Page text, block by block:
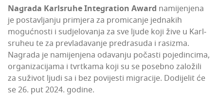
Nagra­da Kar­l­sru­he Inte­gra­ti­on Award nami­je­nje­na
je pos­tav­lja­nju pri­mje­ra za pro­mi­ca­nje jed­na­kih
moguć­nos­ti i sudje­lo­va­nja za sve lju­de koji žive u Kar­l­
sru­heu te za prev­la­da­va­nje pre­dra­su­da i rasiz­ma.
Nagra­da je nami­je­nje­na oda­va­nju počas­ti poje­din­ci­ma,
orga­ni­za­ci­ja­ma i tvrt­ka­ma koji su se poseb­no zalo­ži­li
za suži­vot lju­di sa i bez povi­jes­ti migra­ci­je. Dodi­je­lit će
se 26. put 2024. godine.